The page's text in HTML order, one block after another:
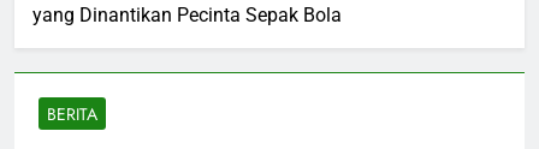
yang Dinantikan Pecinta Sepak Bola
BERITA